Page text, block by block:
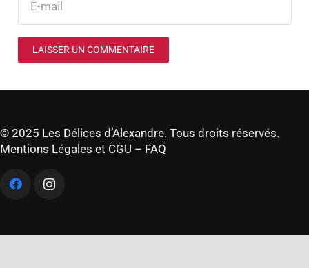
LAISSER UN COMMENTAIRE
© 2025 Les Délices d’Alexandre. Tous droits réservés.
Mentions Légales et CGU – FAQ